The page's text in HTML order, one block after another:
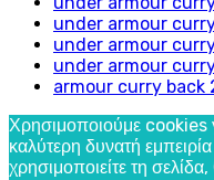
under armour
under armour
under armour
armour curry back
Χρησιμοποιούμε cookies
καλύτερη δυνατή
χρησιμοποιείτε τη